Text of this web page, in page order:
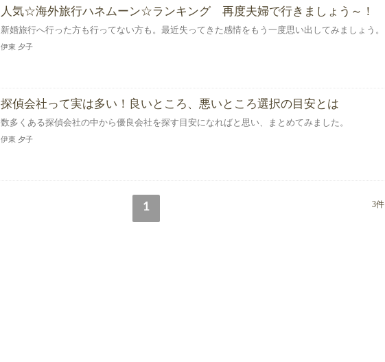
人気☆海外旅行ハネムーン☆ランキング 再度夫婦で行きましょう～！
新婚旅行へ行った方も行ってない方も。最近失ってきた感情をもう一度思い出してみましょう。
伊東 夕子
探偵会社って実は多い！良いところ、悪いところ選択の目安とは
数多くある探偵会社の中から優良会社を探す目安になればと思い、まとめてみました。
伊東 夕子
1 3件